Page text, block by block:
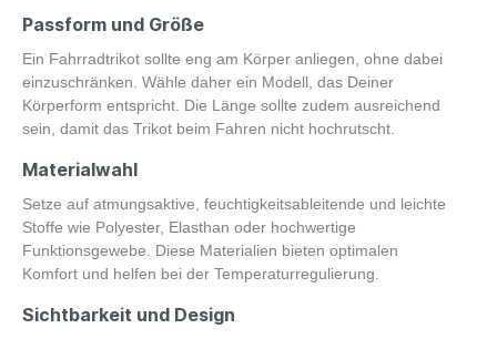
Passform und Größe
Ein Fahrradtrikot sollte eng am Körper anliegen, ohne dabei
einzuschränken. Wähle daher ein Modell, das Deiner
Körperform entspricht. Die Länge sollte zudem ausreichend
sein, damit das Trikot beim Fahren nicht hochrutscht.
Materialwahl
Setze auf atmungsaktive, feuchtigkeitsableitende und leichte
Stoffe wie Polyester, Elasthan oder hochwertige
Funktionsgewebe. Diese Materialien bieten optimalen
Komfort und helfen bei der Temperaturregulierung.
Sichtbarkeit und Design